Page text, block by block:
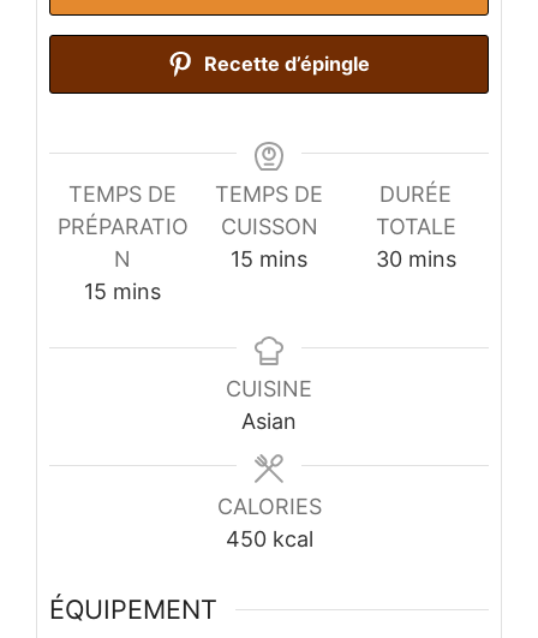
Recette d’épingle
TEMPS DE
PRÉPARATIO
N
15 minutes
mins
TEMPS DE
CUISSON
15 minutes
mins
DURÉE
TOTALE
30minutes
mins
CUISINE
Asian
CALORIES
450 kcal
ÉQUIPEMENT